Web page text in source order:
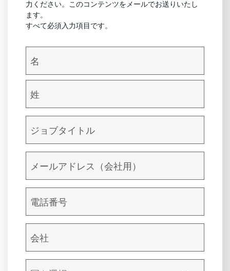
力ください。このコンテンツをメールでお送りいたし
ます。
すべて必須入力項目です。